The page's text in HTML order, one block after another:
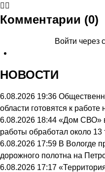
Комментарии (0)
Войти через
НОВОСТИ
6.08.2026 19:36
области готовятся к
6.08.2026 18:44 «Дом СВО»
работы обработал около
6.08.2026 17:59 В Вологде
дорожного полотна на
6.08.2026 17:17